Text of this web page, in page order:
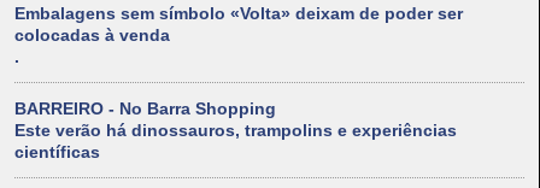
Embalagens sem símbolo «Volta» deixam de poder ser
colocadas à venda
.
BARREIRO - No Barra Shopping
Este verão há dinossauros, trampolins e experiências
científicas